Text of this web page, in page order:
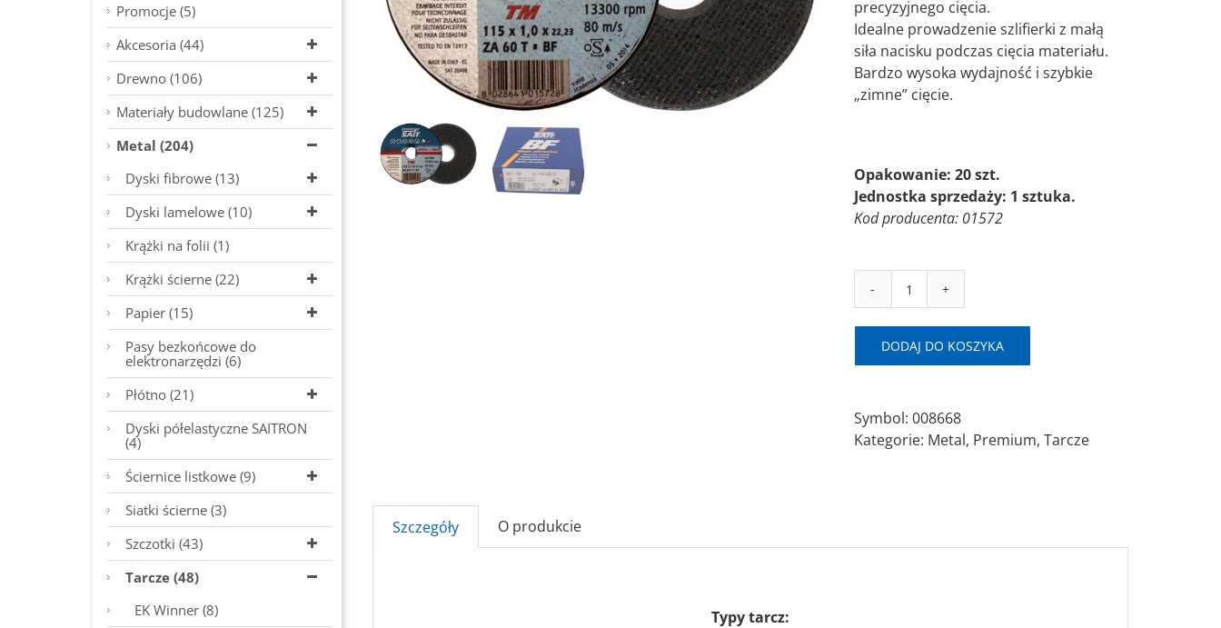
precyzyjnego cięcia.
Idealne prowadzenie szlifierki z małą
siła nacisku podczas cięcia materiału.
Bardzo wysoka wydajność i szybkie
„zimne” cięcie.
Opakowanie: 20 szt.
Jednostka sprzedaży: 1 sztuka.
Kod producenta: 01572
ilość
TM
Ø125×1,0×22,23
DODAJ DO KOSZYKA
Symbol: 008668
Kategorie: Metal, Premium, Tarcze
Szczegóły O produkcie
Typy tarcz:
Promocje (5)
Akcesoria (44)
Drewno (106)
Materiały budowlane (125)
Metal (204)
Dyski fibrowe (13)
Dyski lamelowe (10)
Krążki na folii (1)
Krążki ścierne (22)
Papier (15)
Pasy bezkońcowe do
elektronarzędzi (6)
Płótno (21)
Dyski półelastyczne SAITRON
(4)
Ściernice listkowe (9)
Siatki ścierne (3)
Szczotki (43)
Tarcze (48)
EK Winner (8)